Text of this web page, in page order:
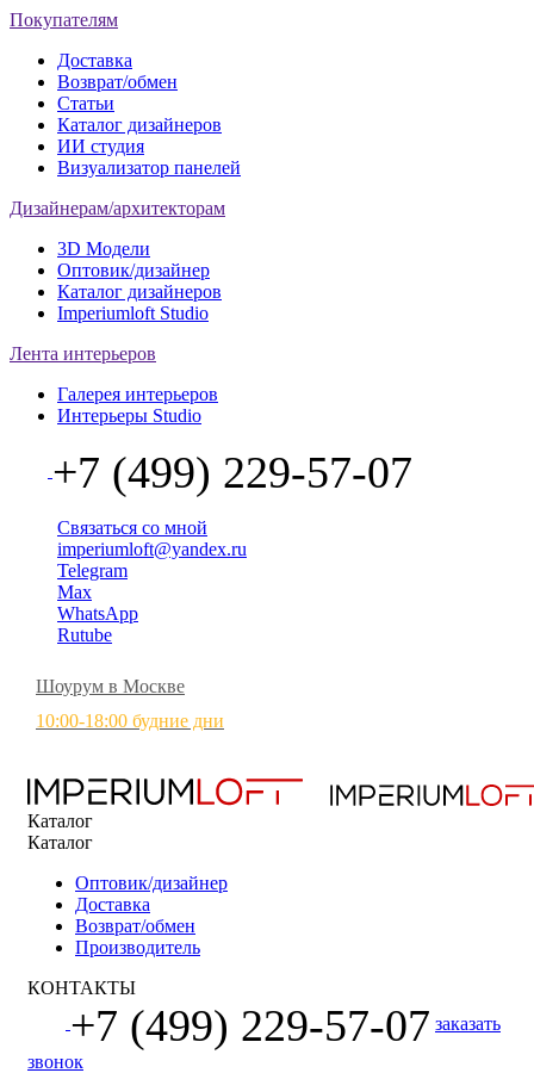
Покупателям
Доставка
Возврат/обмен
Статьи
Каталог дизайнеров
ИИ студия
Визуализатор панелей
Дизайнерам/архитекторам
3D Модели
Оптовик/дизайнер
Каталог дизайнеров
Imperiumloft Studio
Лента интерьеров
Галерея интерьеров
Интерьеры Studio
+7 (499) 229-57-07
Связаться со мной
imperiumloft@yandex.ru
Telegram
Max
WhatsApp
Rutube
Шоурум в Москве
10:00-18:00 будние дни
Каталог
Каталог
Оптовик/дизайнер
Доставка
Возврат/обмен
Производитель
КОНТАКТЫ
+7 (499) 229-57-07 заказать
звонок